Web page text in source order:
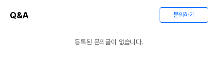
Q&A 문의하기
등록된 문의글이 없습니다.